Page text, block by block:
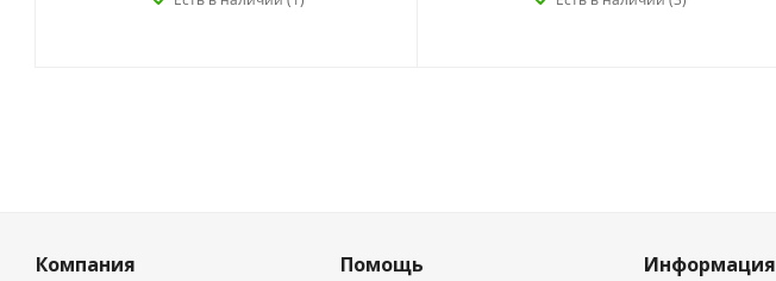
Компания Помощь Информация